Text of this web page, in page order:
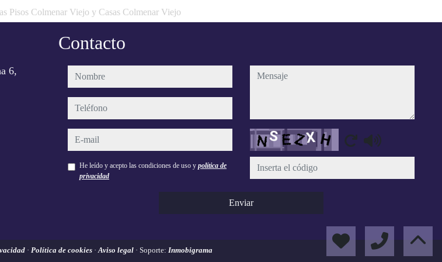
Pisos Colmenar Viejo y Casas Colmenar Viejo
6,
Contacto
nombre
teléfono
e-mail
He leído y acepto las condiciones de uso y política de
privacidad
mensaje
Captcha
Enviar
· Política de cookies ·Aviso legal · Soporte: Inmobigrama